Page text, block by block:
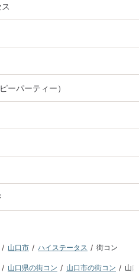
ーパーティー）
山口市 ハイステータス 街コン
山口県の街コン 山口市の街コン 山